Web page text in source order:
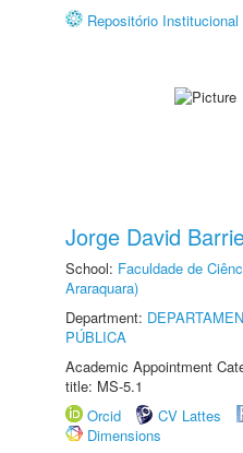
Repositório Institucional
Jorge David
School: Faculdade de
Araraquara)
Department:
PÚBLICA
Academic Appointment
title: MS-5.1
Orcid
CV Lattes
Dimensions